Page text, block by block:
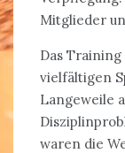
Mitglieder
Das
vielfältigen
Langeweile
waren die